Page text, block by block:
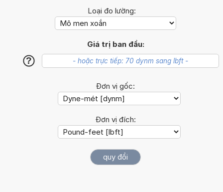
Loại đo lường:
Giá trị ban đầu:
?
Đơn vị gốc:
Đơn vị đích: